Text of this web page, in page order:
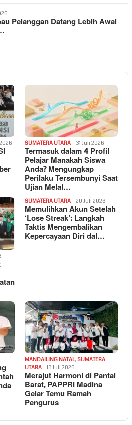
Pelanggan Datang Lebih Awal
SUMATERA UTARA 31 Juli 2026
Termasuk dalam 4 Profil
Pelajar Manakah Siswa
Anda? Mengungkap
Perilaku Tersembunyi Saat
Ujian Melal…
SUMATERA UTARA 20 Juli 2026
Memulihkan Akun Setelah
‘Lose Streak’: Langkah
Taktis Mengembalikan
Kepercayaan Diri dal…
MANDAILING NATAL, SUMATERA
UTARA
18 Juli 2026
Merajut Harmoni di Pantai
Barat, PAPPRI Madina
Gelar Temu Ramah
Pengurus